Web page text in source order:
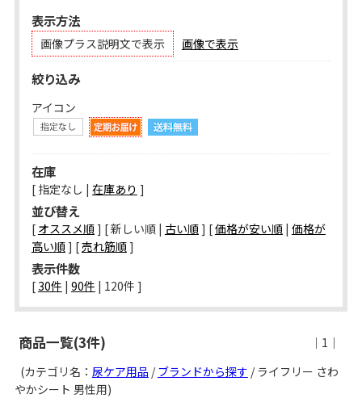
表示方法
画像プラス説明文で表示 画像で表示
絞り込み
アイコン
在庫
[ 指定なし | 在庫あり ]
並び替え
[ オススメ順] [ 新しい順 | 古い順] [価格が安い順| 価格が
高い順] [売れ筋順]
表示件数
[ 30件 | 90件 | 120件 ]
商品一覧(3件)
｜1｜
(カテゴリ名： 尿ケア用品 /ブランドから探す / ライフリー さわ
やかシート 男性用)